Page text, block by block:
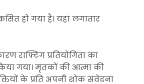
हो गया है। यहां लगातार
राफ्टिंग प्रतियोगिता का
गया। मृतकों की आत्मा की
के प्रति अपनी शोक संवेदना